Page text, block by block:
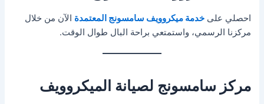
احصلي علىخدمة ميكروويف سامسونج المعتمدة الآن من خلال
مركزنا الرسمي، واستمتعي براحة البال طوال الوقت.
مركز سامسونج لصيانة الميكروويف